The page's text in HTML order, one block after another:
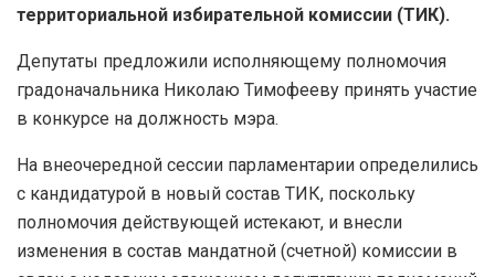
территориальной избирательной комиссии (ТИК).
Депутаты предложили исполняющему полномочия
градоначальника Николаю Тимофееву принять участие
в конкурсе на должность мэра.
На внеочередной сессии парламентарии определились
с кандидатурой в новый состав ТИК, поскольку
полномочия действующей истекают, и внесли
изменения в состав мандатной (счетной) комиссии в